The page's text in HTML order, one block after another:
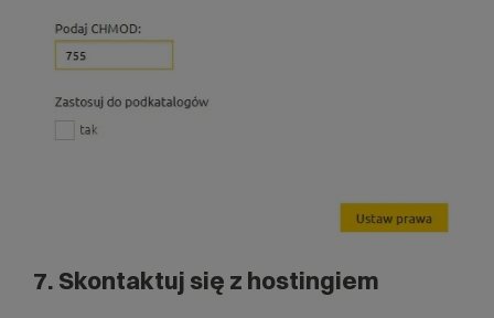
7. Skontaktuj się z hostingiem